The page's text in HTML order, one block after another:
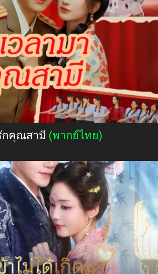
กคุณสามี (พากย์ไทย)